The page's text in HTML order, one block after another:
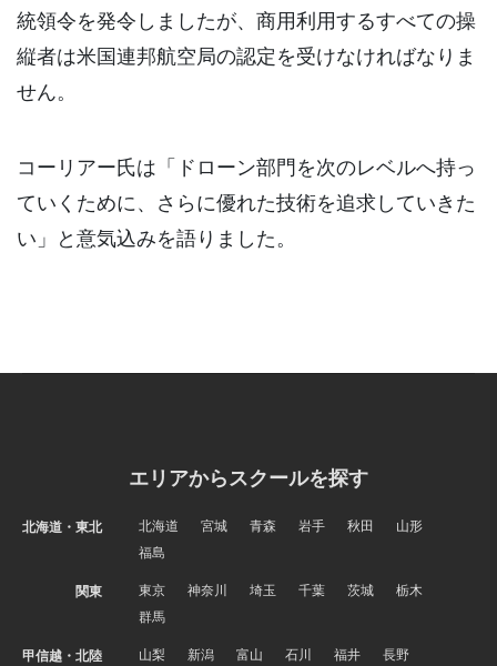
統領令を発令しましたが、商用利用するすべての操
縦者は米国連邦航空局の認定を受けなければなりま
せん。
コーリアー氏は「ドローン部門を次のレベルへ持っ
ていくために、さらに優れた技術を追求していきた
い」と意気込みを語りました。
エリアからスクールを探す
北海道・東北 北海道 宮城 青森 岩手 秋田
山形
福島
関東 東京 神奈川 埼玉 千葉 茨城
栃木
群馬
甲信越・北陸 山梨 新潟 富山 石川 福井 長野